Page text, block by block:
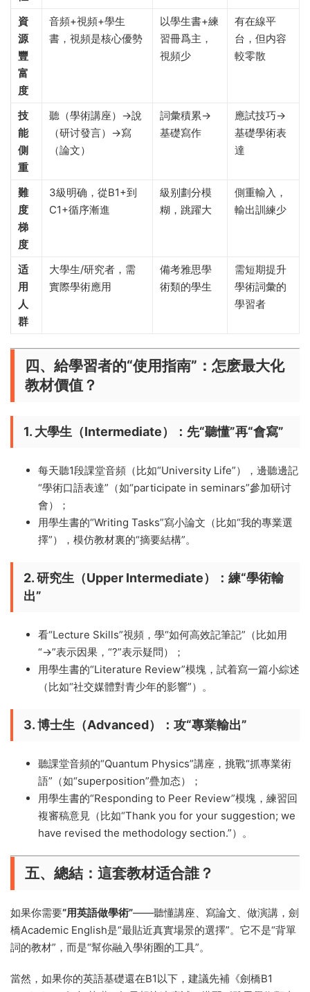
資
源
豐
富
度
音頻+視頻+學生
書，視頻是核心優勢
以學生書+練
習冊爲主，
視頻少
有在線平
台，但内容
較零散
技
能
側
重
聽（學術講座）→說
（研讨發言）→寫
（論文）
詞彙積累→
基礎寫作
應試技巧→
基礎學術表
達
難
度
梯
度
3級明确，從B1+到
C1+循序漸進
級别劃分模
糊，跳躍大
側重輸入，
輸出訓練少
适
用
人
群
大學生/研究者，需
實際學術應用
備考雅思學
術類的學生
需短期提升
學術詞彙的
學習者
四、給學習者的“使用指南”：怎麽最大化
教材價值？​
1. 大學生（Intermediate）：先“聽懂”再“會寫”​
每天聽1段課堂音頻（比如“University Life”），邊聽邊記
“學術口語表達”（如“participate in seminars”參加研讨
會）；
用學生書的“Writing Tasks”寫小論文（比如“我的專業選
擇”），模仿教材裏的“摘要結構”。
2. 研究生（Upper Intermediate）：練“學術輸
出”​
看“Lecture Skills”視頻，學“如何高效記筆記”（比如用
“→”表示因果，“?”表示疑問）；
用學生書的“Literature Review”模塊，試着寫一篇小綜述
（比如“社交媒體對青少年的影響”）。
3. 博士生（Advanced）：攻“專業輸出”​
聽課堂音頻的“Quantum Physics”講座，挑戰“抓專業術
語”（如“superposition”疊加态）；
用學生書的“Responding to Peer Review”模塊，練習回
複審稿意見（比如“Thank you for your suggestion; we
have revised the methodology section.”）。
五、總結：這套教材适合誰？​
如果你需要​“用英語做學術”​——聽懂講座、寫論文、做演講，劍
橋Academic English是“最貼近真實場景的選擇”。它不是“背單
詞的教材”，而是“幫你融入學術圈的工具”。
當然，如果你的英語基礎還在B1以下，建議先補《劍橋B1